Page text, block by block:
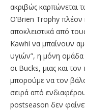
ακριβώς καρπώνεται
O’Brien Trophy πλέον
αποκλειστικά από
Kawhi να μπαίνουν
υγιών”, η μόνη ομάδα
οι Bucks, μιας και
μπορούμε να τον
σειρά από
postseason δεν